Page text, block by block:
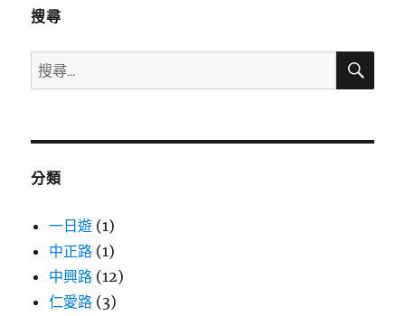
搜尋
搜
尋
鍵
搜
分類
一日遊 (1)
中正路 (1)
中興路 (12)
仁愛路 (3)